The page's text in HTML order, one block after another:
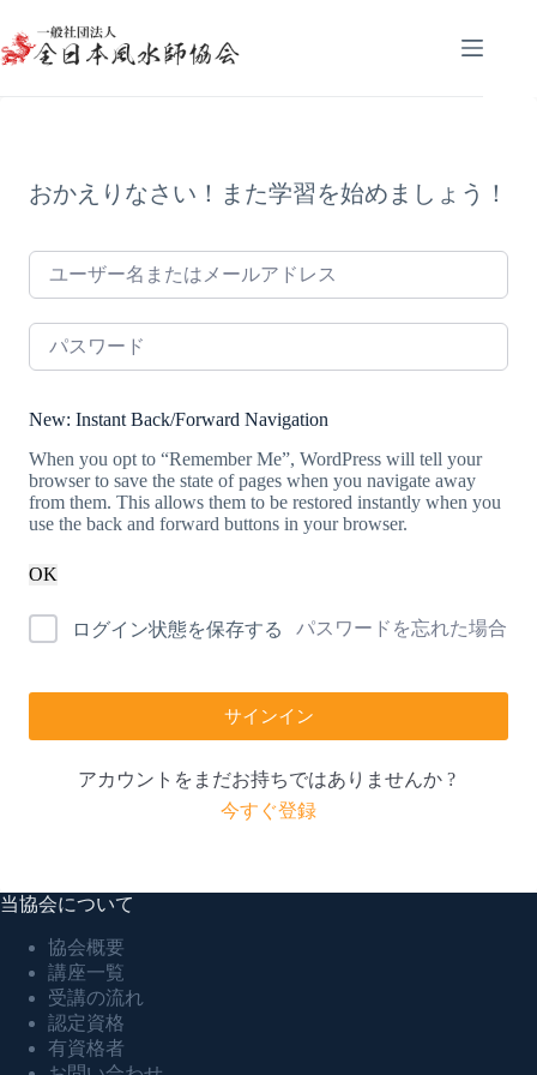
ン
テ
おかえりなさい！また学習を始めましょう！
New: Instant Back/Forward Navigation
When you opt to “Remember Me”, WordPress will tell your
browser to save the state of pages when you navigate away
from them. This allows them to be restored instantly when you
use the back and forward buttons in your browser.
OK
ログイン状態を保存する パスワードを忘れた場合
サインイン
アカウントをまだお持ちではありませんか ?
今すぐ登録
当協会について
協会概要
講座一覧
受講の流れ
認定資格
有資格者